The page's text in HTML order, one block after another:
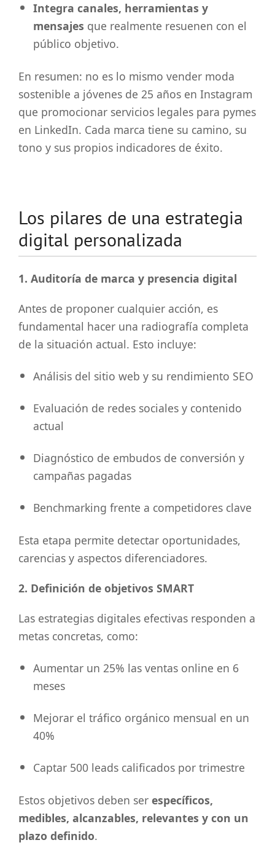
Integra canales, herramientas y
mensajes que realmente resuenen con el
público objetivo.
En resumen: no es lo mismo vender moda
sostenible a jóvenes de 25 años en Instagram
que promocionar servicios legales para pymes
en LinkedIn. Cada marca tiene su camino, su
tono y sus propios indicadores de éxito.
Los pilares de una estrategia
digital personalizada
1. Auditoría de marca y presencia digital
Antes de proponer cualquier acción, es
fundamental hacer una radiografía completa
de la situación actual. Esto incluye:
Análisis del sitio web y su rendimiento SEO
Evaluación de redes sociales y contenido
actual
Diagnóstico de embudos de conversión y
campañas pagadas
Benchmarking frente a competidores clave
Esta etapa permite detectar oportunidades,
carencias y aspectos diferenciadores.
2. Definición de objetivos SMART
Las estrategias digitales efectivas responden a
metas concretas, como:
Aumentar un 25% las ventas online en 6
meses
Mejorar el tráfico orgánico mensual en un
40%
Captar 500 leads calificados por trimestre
Estos objetivos deben ser específicos,
medibles, alcanzables, relevantes y con un
plazo definido.